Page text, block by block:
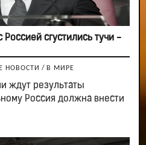
сгустились тучи -
НОВОСТИ / В МИРЕ
ждут результаты
Россия должна внести